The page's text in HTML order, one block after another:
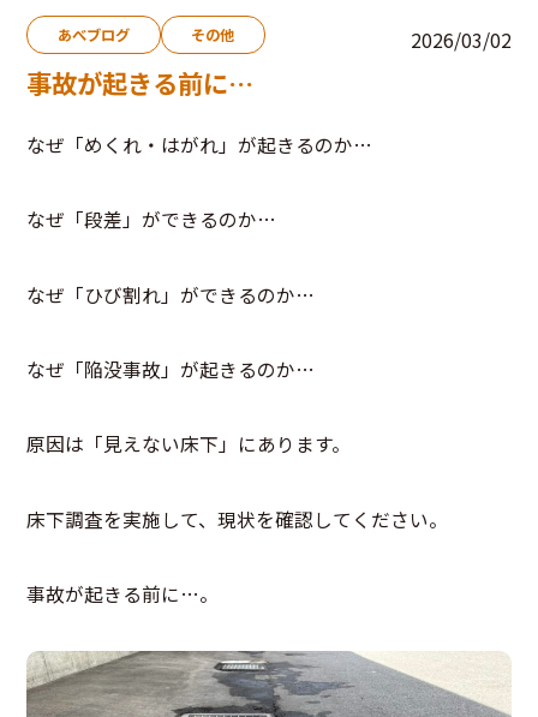
あべブログ その他 2026/03/02
事故が起きる前に…
なぜ「めくれ・はがれ」が起きるのか…
なぜ「段差」ができるのか…
なぜ「ひび割れ」ができるのか…
なぜ「陥没事故」が起きるのか…
原因は「見えない床下」にあります。
床下調査を実施して、現状を確認してください。
事故が起きる前に…。